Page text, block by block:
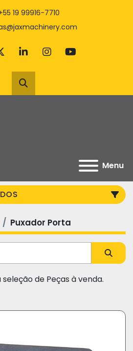
19 99916-7710
twitterlinkedininstagram
youtube
Pesquisar
Menu
Puxador Porta
de Peças à venda.